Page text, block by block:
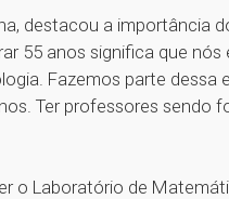
destacou a
55 anos significa que
Fazemos parte dessa
Ter professores sendo
o Laboratório de